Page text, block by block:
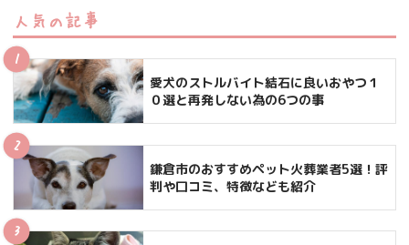
人気の記事
愛犬のストルバイト結石に良いおやつ１
０選と再発しない為の6つの事
鎌倉市のおすすめペット火葬業者5選！評
判や口コミ、特徴なども紹介